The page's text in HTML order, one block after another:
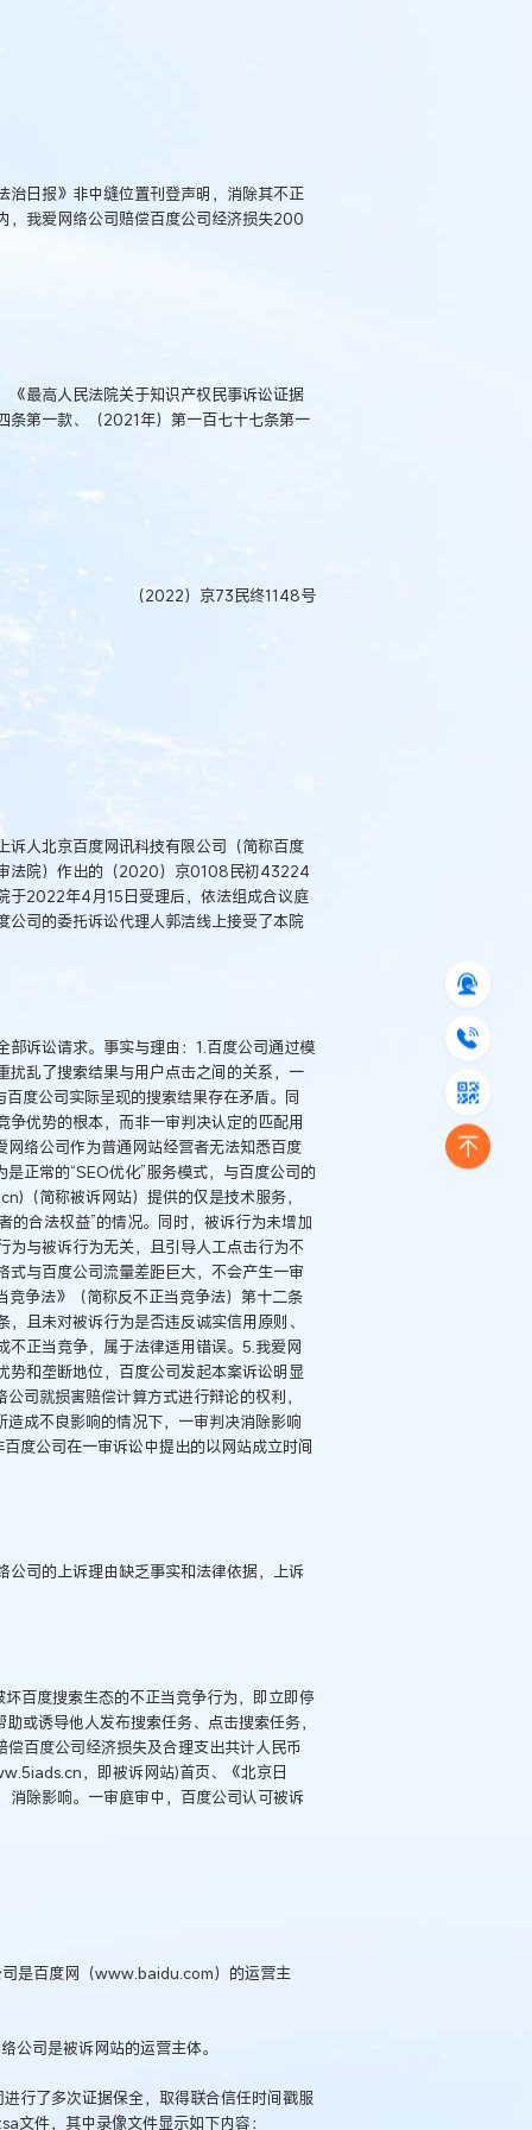
治日报》非中缝位置刊登声明，消除其不正
，我爱网络公司赔偿百度公司经济损失200
《最高人民法院关于知识产权民事诉讼证据
条第一款、（2021年）第一百七十七条第一
（2022）京73民终1148号
诉人北京百度网讯科技有限公司（简称百度
法院）作出的（2020）京0108民初43224
于2022年4月15日受理后，依法组成合议庭
公司的委托诉讼代理人郭洁线上接受了本院
诉讼请求。事实与理由：1.百度公司通过模
扰乱了搜索结果与用户点击之间的关系，一
度公司实际呈现的搜索结果存在矛盾。同
优势的根本，而非一审判决认定的匹配用
络公司作为普通网站经营者无法知悉百度
正常的“SEO优化”服务模式，与百度公司的
（简称被诉网站）提供的仅是技术服务，
的合法权益”的情况。同时，被诉行为未增加
与被诉行为无关，且引导人工点击行为不
与百度公司流量差距巨大，不会产生一审
争法》（简称反不正当竞争法）第十二条
且未对被诉行为是否违反诚实信用原则、
正当竞争，属于法律适用错误。5.我爱网
和垄断地位，百度公司发起本案诉讼明显
司就损害赔偿计算方式进行辩论的权利，
成不良影响的情况下，一审判决消除影响
度公司在一审诉讼中提出的以网站成立时间
公司的上诉理由缺乏事实和法律依据，上诉
百度搜索生态的不正当竞争行为，即立即停
或诱导他人发布搜索任务、点击搜索任务，
百度公司经济损失及合理支出共计人民币
，即被诉网站)首页、《北京日
消除影响。一审庭审中，百度公司认可被诉
是百度网（www.baidu.com）的运营主
公司是被诉网站的运营主体。
行了多次证据保全，取得联合信任时间戳服
文件，其中录像文件显示如下内容：